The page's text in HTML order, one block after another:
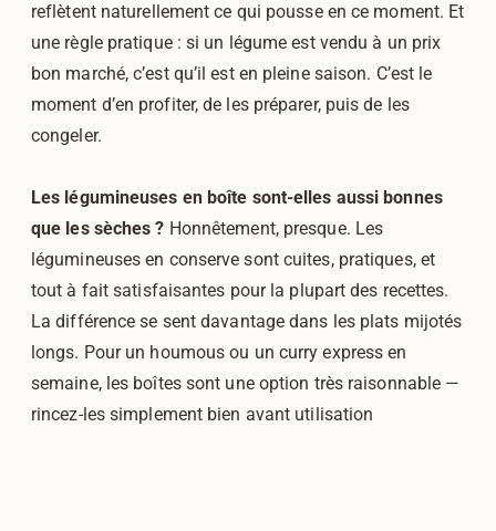
reflètent naturellement ce qui pousse en ce moment. Et
une règle pratique : si un légume est vendu à un prix
bon marché, c’est qu’il est en pleine saison. C’est le
moment d’en profiter, de les préparer, puis de les
congeler.
Les légumineuses en boîte sont-elles aussi bonnes
que les sèches ? Honnêtement, presque. Les
légumineuses en conserve sont cuites, pratiques, et
tout à fait satisfaisantes pour la plupart des recettes.
La différence se sent davantage dans les plats mijotés
longs. Pour un houmous ou un curry express en
semaine, les boîtes sont une option très raisonnable —
rincez-les simplement bien avant utilisation